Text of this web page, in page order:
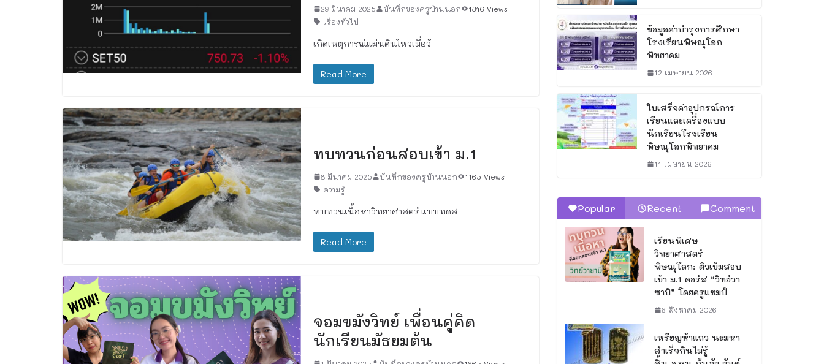
29 มีนาคม 2025 บันทึกของครูบ้านนอก
1346 Views
เรื่องทั่วไป
เกิดเหตุการณ์แผ่นดินไหวเมื่อวั
Read More
ทบทวนก่อนสอบเข้า ม.1
8 มีนาคม 2025 บันทึกของครูบ้านนอก
1165 Views
ความรู้
ทบทวนเนื้อหาวิทยาศาสตร์ แบบทดส
Read More
จอมขมังวิทย์ เพื่อนคู่คิด
นักเรียนมัธยมต้น
ข้อมูลค่าบำรุงการศึกษา
โรงเรียนพิษณุโลก
พิทยาคม
12 เมษายน 2026
ใบเสร็จค่าอุปกรณ์การ
เรียนและเครื่องแบบ
นักเรียนโรงเรียน
พิษณุโลกพิทยาคม
11 เมษายน 2026
Popular Recent Comment
เรียนพิเศษ
วิทยาศาสตร์
พิษณุโลก: ติวเข้มสอบ
เข้า ม.1 คอร์ส “วิทย์วา
ซาบิ” โดยครูแชมป์
6 สิงหาคม 2026
เหรียญห้าแถว นะมหา
สำเร็จกินไม่รู้